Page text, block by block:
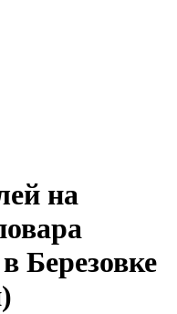
на
Березовке